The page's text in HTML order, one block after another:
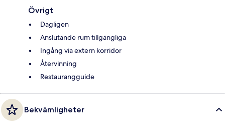
Övrigt
Dagligen
Anslutande rum tillgängliga
Ingång via extern korridor
Återvinning
Restaurangguide
Bekvämligheter